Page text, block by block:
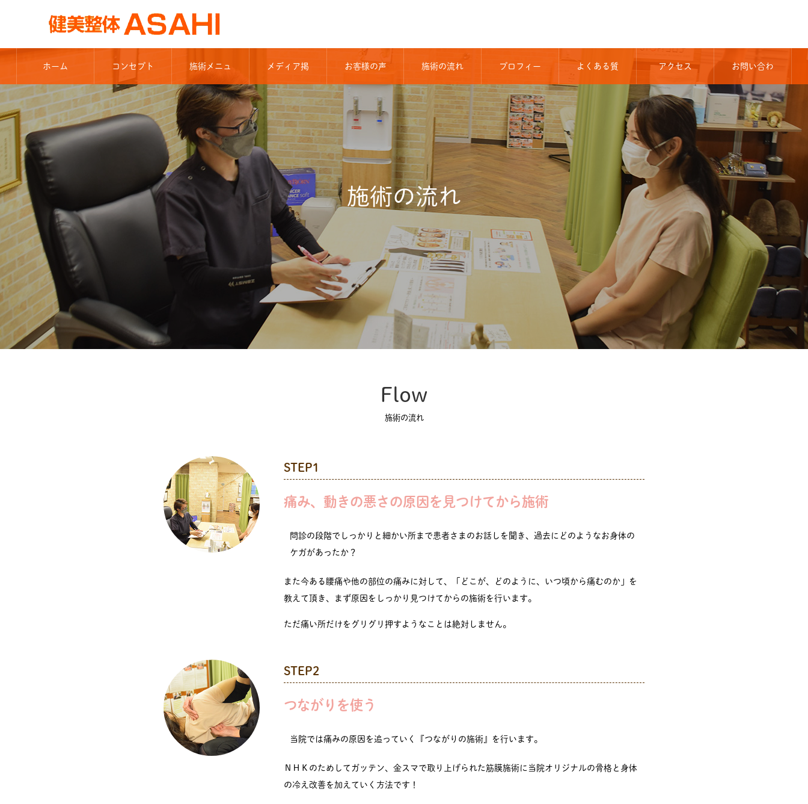
ホーム コンセプト 施術メニュ
ー
メディア掲
載
お客様の声 施術の流れ プロフィー
ル
よくある質 アクセス お問い合わ
せ
施術の流れ
Flow
施術の流れ
STEP1
痛み、動きの悪さの原因を見つけてから施術
問診の段階でしっかりと細かい所まで患者さまのお話しを聞き、過去にどのようなお身体の
ケガがあったか？
また今ある腰痛や他の部位の痛みに対して、「どこが、どのように、いつ頃から痛むのか」を
教えて頂き、まず原因をしっかり見つけてからの施術を行います。
ただ痛い所だけをグリグリ押すようなことは絶対しません。
STEP2
つながりを使う
当院では痛みの原因を追っていく『つながりの施術』を行います。
ＮＨＫのためしてガッテン、金スマで取り上げられた筋膜施術に当院オリジナルの骨格と身体
の冷え改善を加えていく方法です！